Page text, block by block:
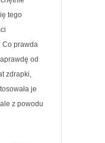
tego
Co prawda
od
zdrapki,
je
z powodu